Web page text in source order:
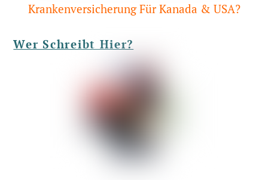
Krankenversicherung Für Kanada & USA?
Wer Schreibt Hier?